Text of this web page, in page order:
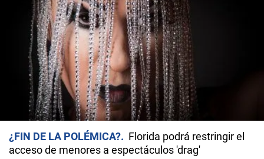
¿FIN DE LA POLÉMICA?
Florida podrá restringir el
acceso de menores a espectáculos 'drag'